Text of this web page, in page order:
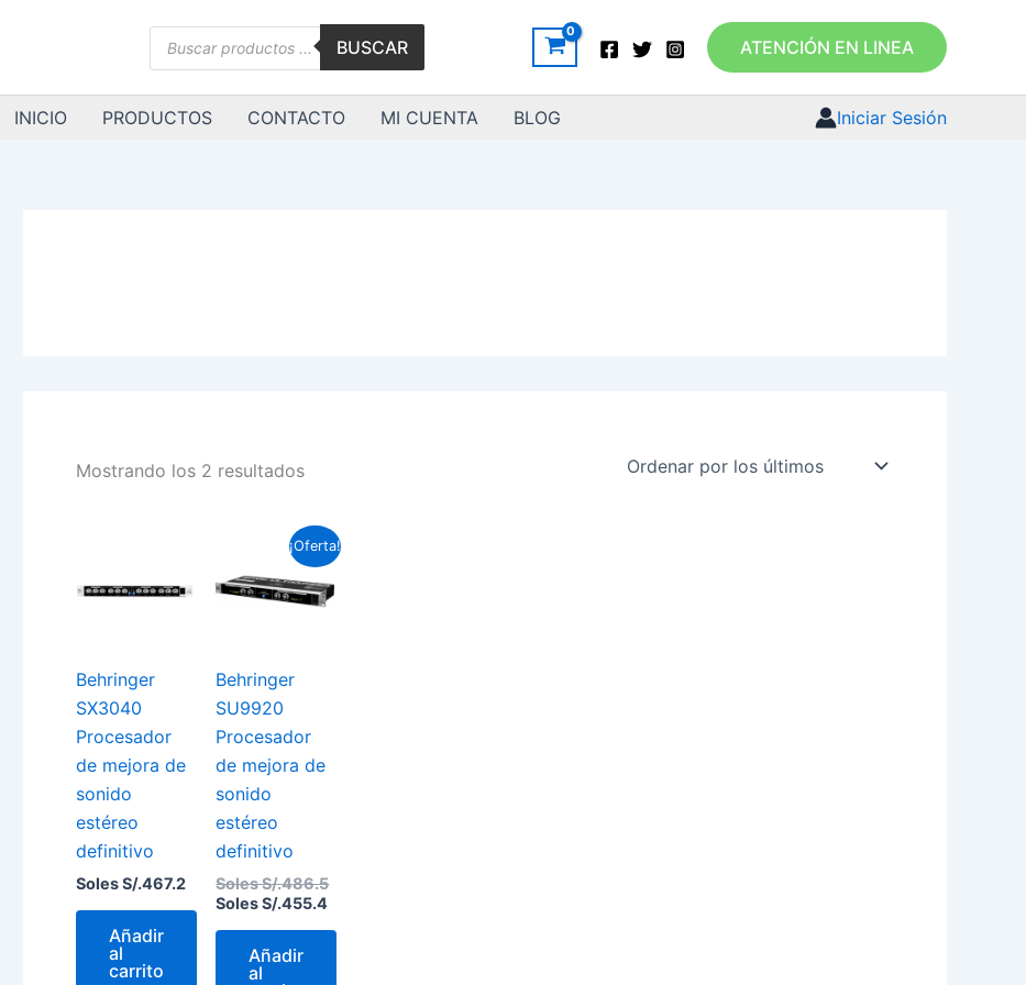
Búsqueda
BUSCAR ATENCIÓN EN LINEA
INICIO PRODUCTOS CONTACTO MI CUENTA BLOG Iniciar Sesión
Mostrando los 2 resultados
por
los
últimos
Behringer
SX3040
Procesador
de mejora de
sonido
estéreo
definitivo
Soles S/.467.2
Añadir
al
carrito
¡Oferta!
Behringer
SU9920
Procesador
de mejora de
sonido
estéreo
definitivo
Soles S/.486.5
El
precio
original
era:
Soles S/.455.4
El
precio
actual
es:
Añadir
al